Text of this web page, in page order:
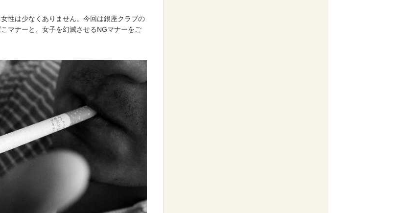
性は少なくありません。今回は銀座クラブの
マナーと、女子を幻滅させるNGマナーをご